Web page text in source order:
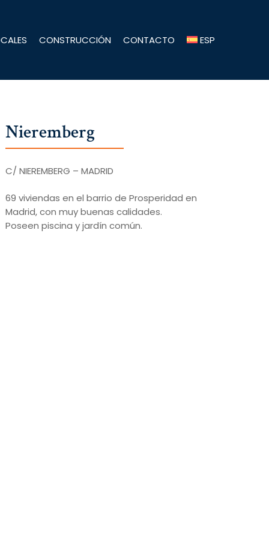
CONSTRUCCIÓN CONTACTO ESP
Nieremberg
C/ NIEREMBERG – MADRID
69 viviendas en el barrio de Prosperidad en
Madrid, con muy buenas calidades.
Poseen piscina y jardín común.